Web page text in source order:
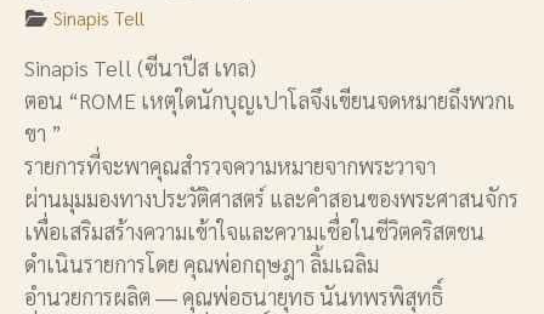
Sinapis Tell
Sinapis Tell (ซีนาปีส เทล)
ตอน “ROME เหตุใดนักบุญเปาโลจึงเขียนจดหมายถึงพวกเ
ขา ”
รายการที่จะพาคุณสำรวจความหมายจากพระวาจา
ผ่านมุมมองทางประวัติศาสตร์ และคำสอนของพระศาสนจักร
เพื่อเสริมสร้างความเข้าใจและความเชื่อในชีวิตคริสตชน
ดำเนินรายการโดย คุณพ่อกฤษฎา ลิ้มเฉลิม
อำนวยการผลิต ― คุณพ่อธนายุทธ นันทพรพิสุทธิ์